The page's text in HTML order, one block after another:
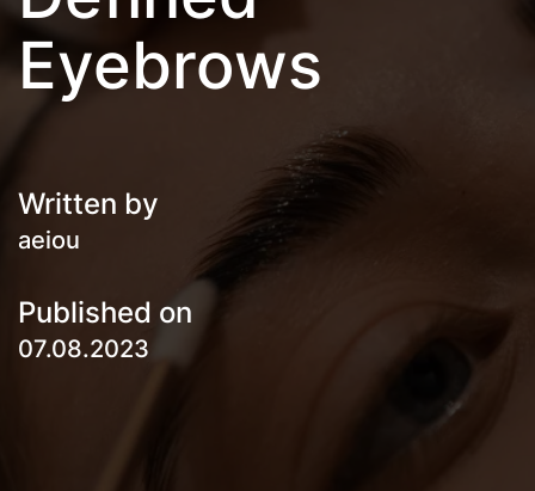
Eyebrows
Written by
aeiou
Published on
07.08.2023